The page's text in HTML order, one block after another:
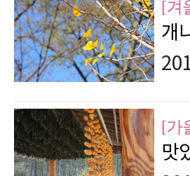
[겨
개
[가
맛